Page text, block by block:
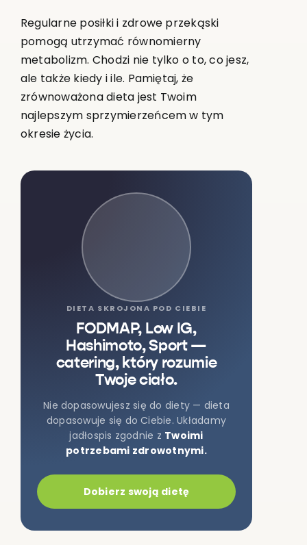
Regularne posiłki i zdrowe przekąski
pomogą utrzymać równomierny
metabolizm. Chodzi nie tylko o to, co jesz,
ale także kiedy i ile. Pamiętaj, że
zrównoważona dieta jest Twoim
najlepszym sprzymierzeńcem w tym
okresie życia.
DIETA SKROJONA POD CIEBIE
FODMAP, Low IG,
Hashimoto, Sport —
catering, który rozumie
Twoje ciało.
Nie dopasowujesz się do diety — dieta
dopasowuje się do Ciebie. Układamy
jadłospis zgodnie z Twoimi
potrzebami zdrowotnymi.
Dobierz swoją dietę